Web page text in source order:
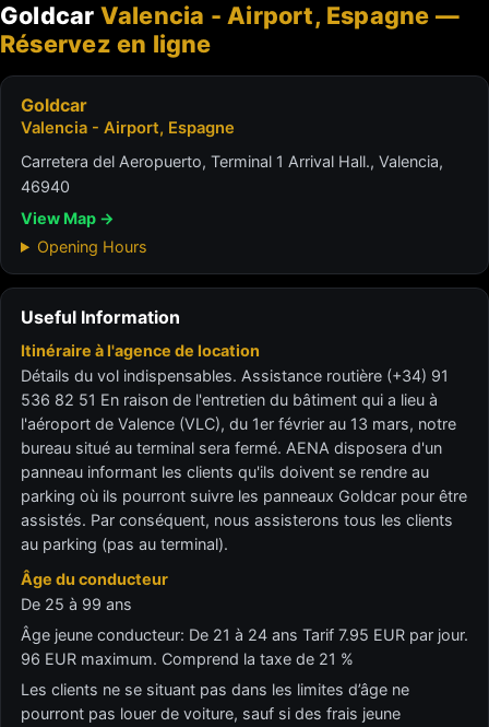
Goldcar Valencia - Airport, Espagne —
Réservez en ligne
Goldcar
Valencia - Airport, Espagne
Carretera del Aeropuerto, Terminal 1 Arrival Hall., Valencia,
46940
View Map →
Opening Hours
Useful Information
Itinéraire à l'agence de location
Détails du vol indispensables. Assistance routière (+34) 91
536 82 51 En raison de l'entretien du bâtiment qui a lieu à
l'aéroport de Valence (VLC), du 1er février au 13 mars, notre
bureau situé au terminal sera fermé. AENA disposera d'un
panneau informant les clients qu'ils doivent se rendre au
parking où ils pourront suivre les panneaux Goldcar pour être
assistés. Par conséquent, nous assisterons tous les clients
au parking (pas au terminal).
Âge du conducteur
De 25 à 99 ans
Âge jeune conducteur: De 21 à 24 ans Tarif 7.95 EUR par jour.
96 EUR maximum. Comprend la taxe de 21 %
Les clients ne se situant pas dans les limites d’âge ne
pourront pas louer de voiture, sauf si des frais jeune